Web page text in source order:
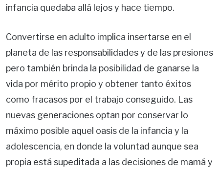
infancia quedaba allá lejos y hace tiempo.
Convertirse en adulto implica insertarse en el
planeta de las responsabilidades y de las presiones
pero también brinda la posibilidad de ganarse la
vida por mérito propio y obtener tanto éxitos
como fracasos por el trabajo conseguido. Las
nuevas generaciones optan por conservar lo
máximo posible aquel oasis de la infancia y la
adolescencia, en donde la voluntad aunque sea
propia está supeditada a las decisiones de mamá y